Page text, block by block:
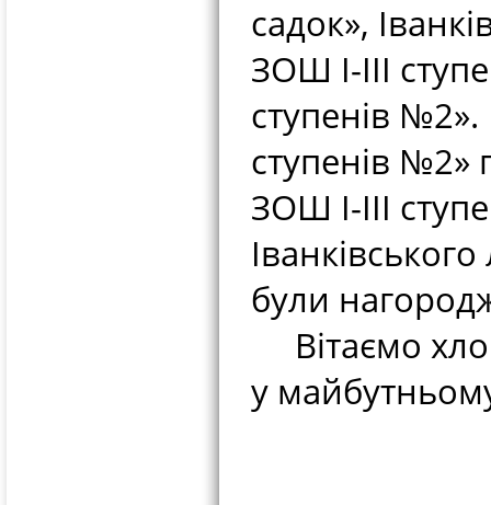
садок»,
ЗОШ І-ІІІ
ступенів №2».
ступенів №2»
ЗОШ І-ІІІ
були
Вітаємо
у